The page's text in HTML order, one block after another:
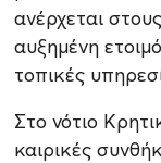
ανέρχεται
αυξημένη
τοπικές
Στο νότιο
καιρικές